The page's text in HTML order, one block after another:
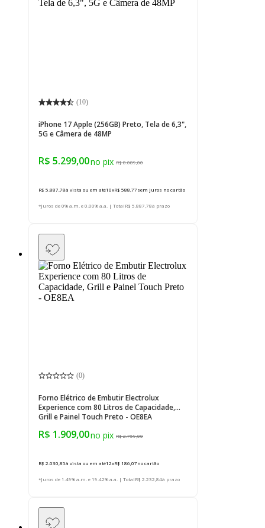
(10)
iPhone 17 Apple (256GB) Preto, Tela de 6,3",
5G e Câmera de 48MP
R$ 5.299,00 R$ 8.089,00
R$ 5.887,78à vista ou em até10xR$ 588,77sem juros no cartão
*Juros de 0% a.m. e 0.00% a.a. | TotalR$ 5.887,78à prazo
(0)
Forno Elétrico de Embutir Electrolux
Experience com 80 Litros de Capacidade,
Grill e Painel Touch Preto - OE8EA
R$ 1.909,00 R$ 2.759,00
R$ 2.030,85à vista ou em até12xR$ 186,07no cartão
*Juros de 1.49% a.m. e 19.42% a.a. | TotalR$ 2.232,84à prazo